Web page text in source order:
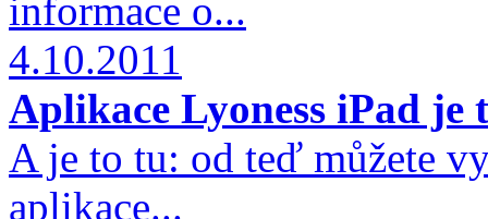
informace o...
4.10.2011
Aplikace Lyoness iPad je
A je to tu: od teď můžete
aplikace...